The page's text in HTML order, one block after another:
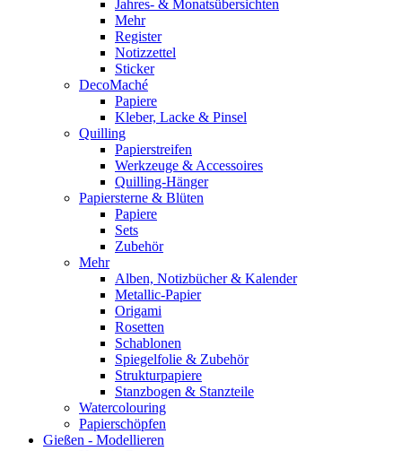
Jahres- & Monatsübersichten
Mehr
Register
Notizzettel
Sticker
DecoMaché
Papiere
Kleber, Lacke & Pinsel
Quilling
Papierstreifen
Werkzeuge & Accessoires
Quilling-Hänger
Papiersterne & Blüten
Papiere
Sets
Zubehör
Mehr
Alben, Notizbücher & Kalender
Metallic-Papier
Origami
Rosetten
Schablonen
Spiegelfolie & Zubehör
Strukturpapiere
Stanzbogen & Stanzteile
Watercolouring
Papierschöpfen
Gießen - Modellieren